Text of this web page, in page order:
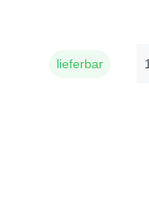
lieferbar